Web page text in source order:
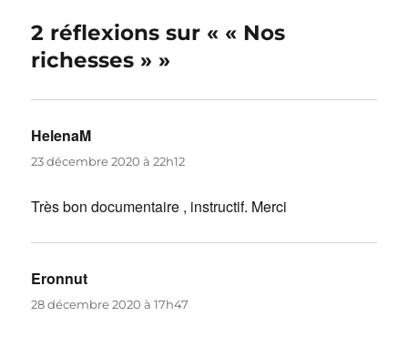
2 réflexions sur « « Nos
richesses » »
HelenaM
23 décembre 2020 à 22h12
Très bon documentaire , instructif. Merci
Eronnut
28 décembre 2020 à 17h47